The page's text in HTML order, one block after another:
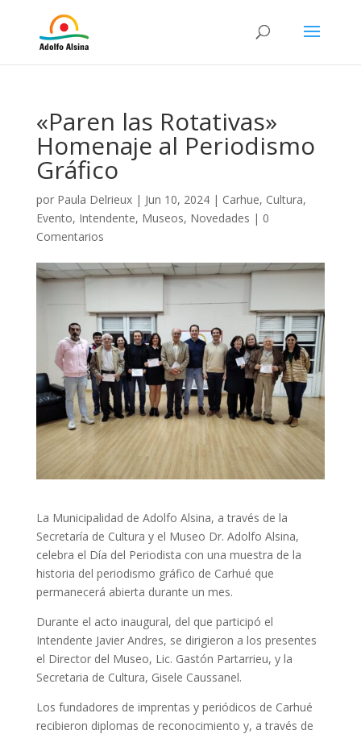
«Paren las Rotativas»
Homenaje al Periodismo
Gráfico
por Paula Delrieux| Jun 10, 2024| Carhue, Cultura,
Evento, Intendente, Museos, Novedades | 0
Comentarios
La Municipalidad de Adolfo Alsina, a través de la
Secretaría de Cultura y el Museo Dr. Adolfo Alsina,
celebra el Día del Periodista con una muestra de la
historia del periodismo gráfico de Carhué que
permanecerá abierta durante un mes.
Durante el acto inaugural, del que participó el
Intendente Javier Andres, se dirigieron a los presentes
el Director del Museo, Lic. Gastón Partarrieu, y la
Secretaria de Cultura, Gisele Caussanel.
Los fundadores de imprentas y periódicos de Carhué
recibieron diplomas de reconocimiento y, a través de